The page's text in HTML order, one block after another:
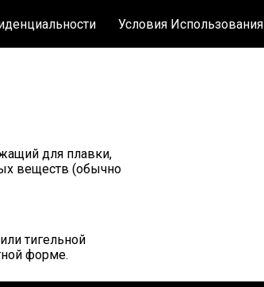
Условия Использования
для плавки,
веществ (обычно
тигельной
форме.